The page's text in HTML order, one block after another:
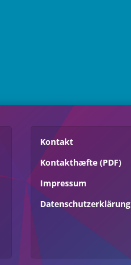
Kontakt
Kontakthæfte (PDF)
Impressum
Datenschutzerklärung